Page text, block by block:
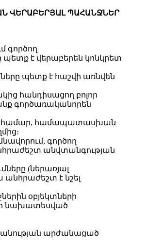
ՎԵՐԱԲԵՐՅԱԼ ՊԱՀԱՆՋՆԵՐ
գործող
է վերաբերեն կոնկրետ
պետք է հաշվի առնվեն
հանդիսացող բոլոր
գործառականորեն
համար, համապատասխան
գործող
անվտանգության
(ներառյալ
է նշել
օբյեկտների
նախատեսված
արժանացած